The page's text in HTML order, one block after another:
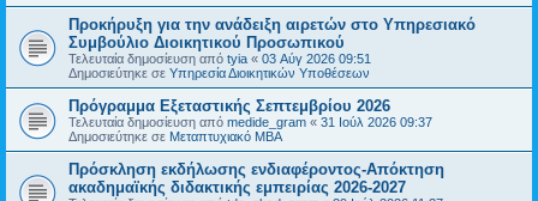
Προκήρυξη για την ανάδειξη αιρετών στο Υπηρεσιακό
Συμβούλιο Διοικητικού Προσωπικού
Τελευταία δημοσίευση από tyia « 03 Αύγ 2026 09:51
Δημοσιεύτηκε σε Υπηρεσία Διοικητικών Υποθέσεων
Πρόγραμμα Εξεταστικής Σεπτεμβρίου 2026
Τελευταία δημοσίευση από medide_gram « 31 Ιούλ 2026 09:37
Δημοσιεύτηκε σε Μεταπτυχιακό MBA
Πρόσκληση εκδήλωσης ενδιαφέροντος-Απόκτηση
ακαδημαϊκής διδακτικής εμπειρίας 2026-2027